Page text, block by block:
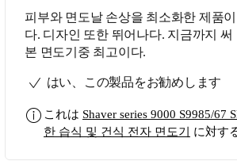
피부와 면도날 손상을 최소화한 제품이
다. 디자인 또한 뛰어나다. 지금까지 써
본 면도기중 최고이다.
はい、この製品をお勧めします
これは Shaver series 9000 S9985/67
한 습식 및 건식 전자 면도기
に対す